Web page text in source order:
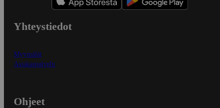
Yhteystiedot
Myymälät
Asiakaspalvelu
Ohjeet